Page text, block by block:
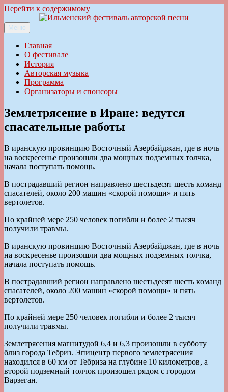
Перейти к содержимому
Ильменский фестиваль авторской песни
Меню
Главная
О фестивале
История
Авторская музыка
Программа
Организаторы и спонсоры
Землетрясение в Иране: ведутся
спасательные работы
В иранскую провинцию Восточный Азербайджан, где в ночь
на воскресенье произошли два мощных подземных толчка,
начала поступать помощь.
В пострадавший регион направлено шестьдесят шесть команд
спасателей, около 200 машин «скорой помощи» и пять
вертолетов.
По крайней мере 250 человек погибли и более 2 тысяч
получили травмы.
В иранскую провинцию Восточный Азербайджан, где в ночь
на воскресенье произошли два мощных подземных толчка,
начала поступать помощь.
В пострадавший регион направлено шестьдесят шесть команд
спасателей, около 200 машин «скорой помощи» и пять
вертолетов.
По крайней мере 250 человек погибли и более 2 тысяч
получили травмы.
Землетрясения магнитудой 6,4 и 6,3 произошли в субботу
близ города Тебриз. Эпицентр первого землетрясения
находился в 60 км от Тебриза на глубине 10 километров, а
второй подземный толчок произошел рядом с городом
Варзеган.